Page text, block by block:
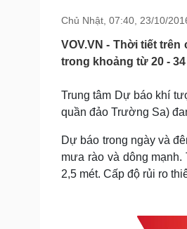
Pháp luật
Vụ án
Tư vấn luật
Sức khỏe
Dinh dưỡng - món ngon
Cây thuốc
Chủ Nhật, 07:40, 23/10/
VOV.VN - Thời tiết
trong khoảng từ 20 -
Trung tâm Dự báo khí
quần đảo Trường Sa)
Dự báo trong ngày và
mưa rào và dông
2,5 mét. Cấp độ rủi ro